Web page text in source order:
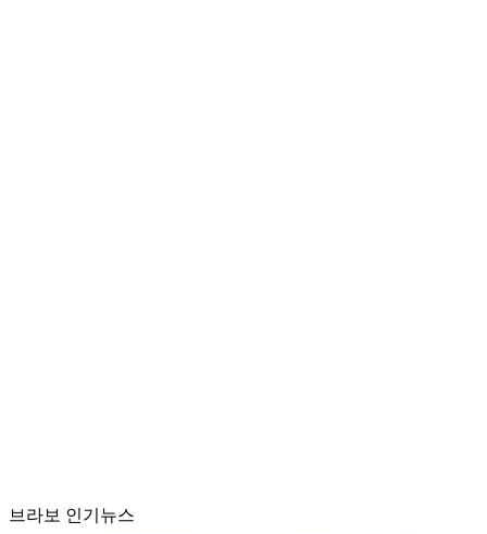
브라보 인기뉴스